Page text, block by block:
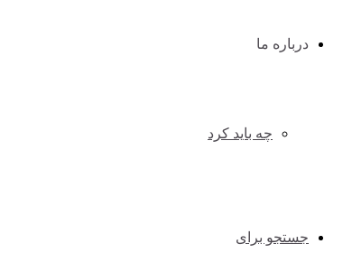
درباره ما
چه باید کرد
جستجو برای